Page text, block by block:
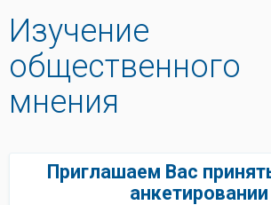
Изучение
общественного
мнения
Приглашаем Вас
анкетировании